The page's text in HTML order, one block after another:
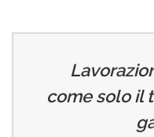
come solo il